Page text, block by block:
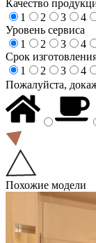
Качество
1
2 3 4
Уровень сервиса
1
2 3 4
Срок
1
2 3 4
Пожалуйста,
Похожие модели